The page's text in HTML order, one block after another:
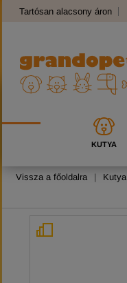
Tartósan alacsony áron
KUTYA
Vissza a főoldalra | Kutya